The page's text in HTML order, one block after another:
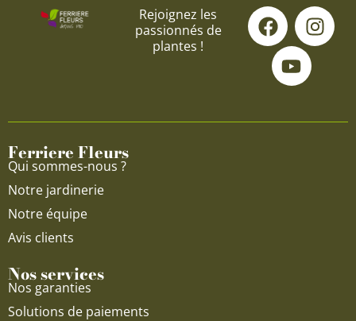
Rejoignez les
passionnés de
plantes !
F
a
c
e
o
I
n
s
g
Y
o
u
t
u
b
Ferriere Fleurs
Qui sommes-nous ?
Notre jardinerie
Notre équipe
Avis clients
Nos services
Nos garanties
Solutions de paiements